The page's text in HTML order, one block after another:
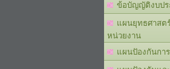
ข้อบัญญัติงบปร
แผนยุทธศาส
หน่วยงาน
แผนปัองกันกา